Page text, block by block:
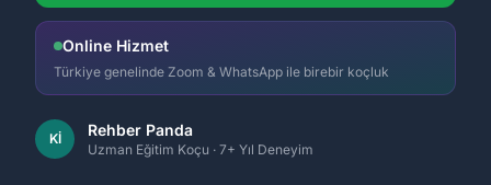
Online Hizmet
Türkiye genelinde Zoom & WhatsApp ile birebir koçluk
Kİ Rehber Panda
Uzman Eğitim Koçu · 7+ Yıl Deneyim